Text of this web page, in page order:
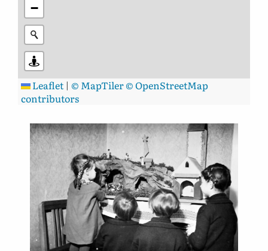
−
Leaflet | © MapTiler© OpenStreetMap
contributors